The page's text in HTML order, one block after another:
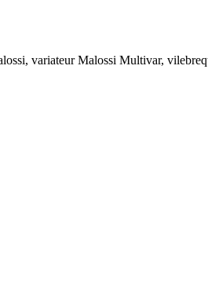
variateur Malossi Multivar,